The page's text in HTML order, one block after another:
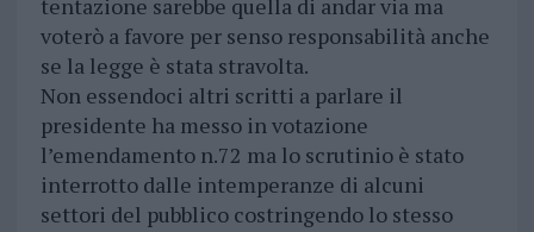
tentazione sarebbe quella di andar via ma
voterò a favore per senso responsabilità anche
se la legge è stata stravolta.
Non essendoci altri scritti a parlare il
presidente ha messo in votazione
l’emendamento n.72 ma lo scrutinio è stato
interrotto dalle intemperanze di alcuni
settori del pubblico costringendo lo stesso